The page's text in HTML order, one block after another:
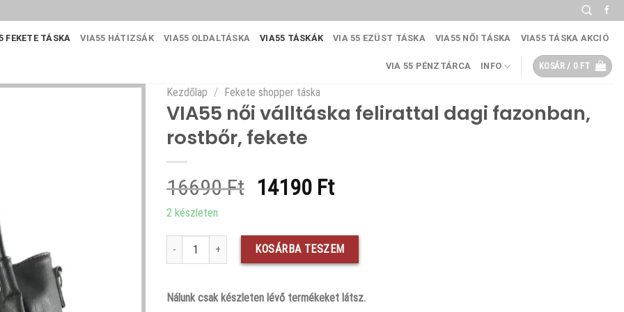
FEKETE TÁSKA VIA55 HÁTIZSÁK VIA55 OLDALTÁSKA VIA55 TÁSKÁK VIA 55 EZÜST TÁSKA VIA55 NŐI TÁSKA VIA55 TÁSKA AKCIÓ
VIA 55 PÉNZTÁRCA INFO KOSÁR / 0 FT
Kezdőlap / Fekete shopper táska
VIA55 női válltáska felirattal dagi fazonban,
rostbőr, fekete
16690Ft Original
was:
16690 Ft.
14190 FtCurrent
is:
14190 Ft.
2 készleten
VIA55 női válltáska felirattal dagi fazonban, rostbőr, fekete mennyiség
KOSÁRBA TESZEM
Nálunk csak készleten lévő termékeket látsz.